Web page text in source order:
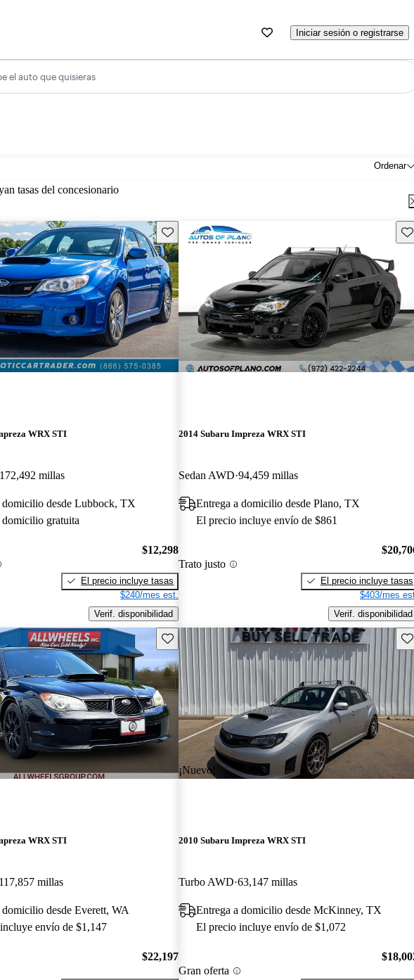
Iniciar sesión o registrarse
el auto que quisieras
Ordenar
tasas del concesionario
Guarda este Aviso
WRX STI
172,492 millas
domicilio desde Lubbock, TX
domicilio gratuita
$12,298
El precio incluye tasas
$240/mes est.
Verif. disponibilidad
2014 Subaru Impreza WRX STI
Sedan AWD 94,459 millas
Entrega a domicilio desde Plano, TX
El precio incluye envío de $861
Trato justo
El precio incluye tasas
$403/mes
Verif. disponibilidad
Guarda este Aviso
WRX STI
117,857 millas
domicilio desde Everett, WA
envío de $1,147
$22,197
¡Nuevo!
2010 Subaru Impreza WRX STI
Turbo AWD 63,147 millas
Entrega a domicilio desde McKinney, TX
El precio incluye envío de $1,072
Gran oferta